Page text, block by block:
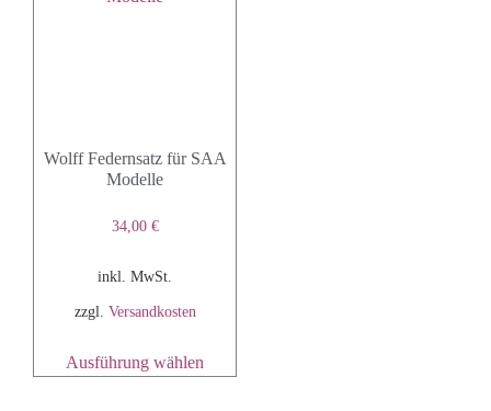
Wolff Federnsatz für SAA
Modelle
34,00 €
inkl. MwSt.
zzgl. Versandkosten
Ausführung wählen